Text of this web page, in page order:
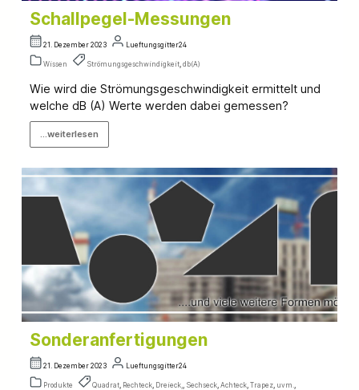
Schallpegel-Messungen
21. Dezember 2023 Lueftungsgitter24
Wissen Strömungsgeschwindigkeit, db(A)
Wie wird die Strömungsgeschwindigkeit ermittelt und
welche dB (A) Werte werden dabei gemessen?
...weiterlesen
Sonderanfertigungen
21. Dezember 2023 Lueftungsgitter24
Produkte Quadrat, Rechteck, Dreieck,, Sechseck, Achteck, Trapez, uvm.,